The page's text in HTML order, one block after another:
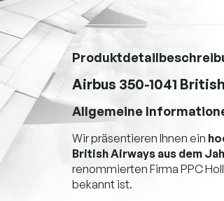
Airbus 350-1041
Allgemeine
Wir präsentieren Ihnen ein
British Airways aus dem
renommierten Firma PPC
bekannt ist.